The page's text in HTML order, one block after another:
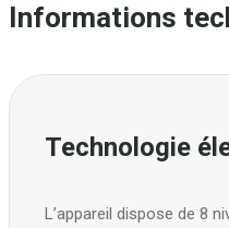
Informations
Technologie
L’appareil dispose de 8